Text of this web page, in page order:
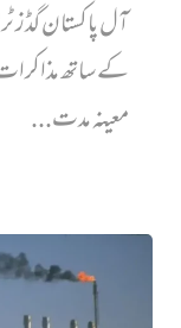
آل پاکستان گڈز
کے ساتھ
معینہ مدت...